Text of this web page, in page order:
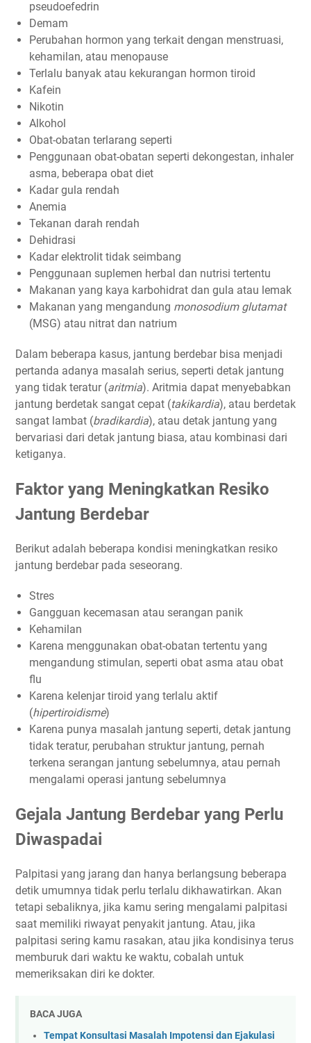
pseudoefedrin
Demam
Perubahan hormon yang terkait dengan menstruasi,
kehamilan, atau menopause
Terlalu banyak atau kekurangan hormon tiroid
Kafein
Nikotin
Alkohol
Obat-obatan terlarang seperti
Penggunaan obat-obatan seperti dekongestan, inhaler
asma, beberapa obat diet
Kadar gula rendah
Anemia
Tekanan darah rendah
Dehidrasi
Kadar elektrolit tidak seimbang
Penggunaan suplemen herbal dan nutrisi tertentu
Makanan yang kaya karbohidrat dan gula atau lemak
Makanan yang mengandung monosodium glutamat
(MSG) atau nitrat dan natrium
Dalam beberapa kasus, jantung berdebar bisa menjadi
pertanda adanya masalah serius, seperti detak jantung
yang tidak teratur (aritmia). Aritmia dapat menyebabkan
jantung berdetak sangat cepat (takikardia), atau berdetak
sangat lambat (bradikardia), atau detak jantung yang
bervariasi dari detak jantung biasa, atau kombinasi dari
ketiganya.
Faktor yang Meningkatkan Resiko
Jantung Berdebar
Berikut adalah beberapa kondisi meningkatkan resiko
jantung berdebar pada seseorang.
Stres
Gangguan kecemasan atau serangan panik
Kehamilan
Karena menggunakan obat-obatan tertentu yang
mengandung stimulan, seperti obat asma atau obat
flu
Karena kelenjar tiroid yang terlalu aktif
(hipertiroidisme)
Karena punya masalah jantung seperti, detak jantung
tidak teratur, perubahan struktur jantung, pernah
terkena serangan jantung sebelumnya, atau pernah
mengalami operasi jantung sebelumnya
Gejala Jantung Berdebar yang Perlu
Diwaspadai
Palpitasi yang jarang dan hanya berlangsung beberapa
detik umumnya tidak perlu terlalu dikhawatirkan. Akan
tetapi sebaliknya, jika kamu sering mengalami palpitasi
saat memiliki riwayat penyakit jantung. Atau, jika
palpitasi sering kamu rasakan, atau jika kondisinya terus
memburuk dari waktu ke waktu, cobalah untuk
memeriksakan diri ke dokter.
BACA JUGA
Tempat Konsultasi Masalah Impotensi dan Ejakulasi